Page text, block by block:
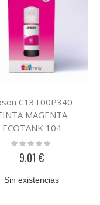
C13T00P340
MAGENTA
ECOTANK 104
Rating:
9,01 €
Sin existencias